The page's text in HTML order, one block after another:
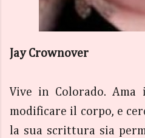
Jay Crownover
Vive in Colorado.
modificare il corpo, e
la sua scrittura sia